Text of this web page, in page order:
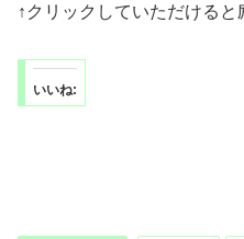
↑クリックしていただけると
いいね: